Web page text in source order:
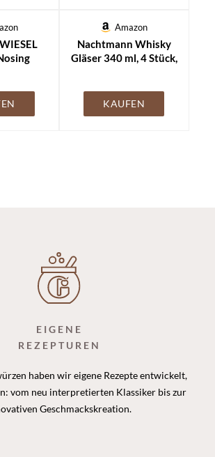
Spülmaschinenfest
für
Amazon
Nachtmann Whisky
Gläser 340 ml, 4 Stück,
Kristallglas, Tumbler
spülmaschinenfest
KAUFEN
EIGENE
REZEPTUREN
haben wir eigene Rezepte entwickelt,
vom neu interpretierten Klassiker bis zur
Geschmackskreation.